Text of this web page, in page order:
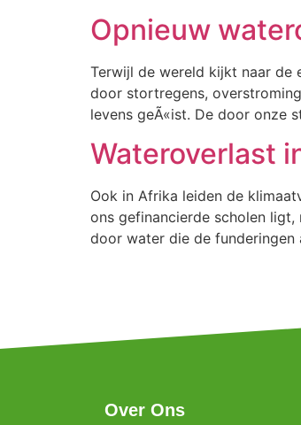
Opnieuw
Terwijl de wereld kijkt naar de
door stortregens,
levens geÃ«ist. De door onze
Wateroverlast
Ook in Afrika leiden de
ons gefinancierde scholen
door water die de
Over Ons